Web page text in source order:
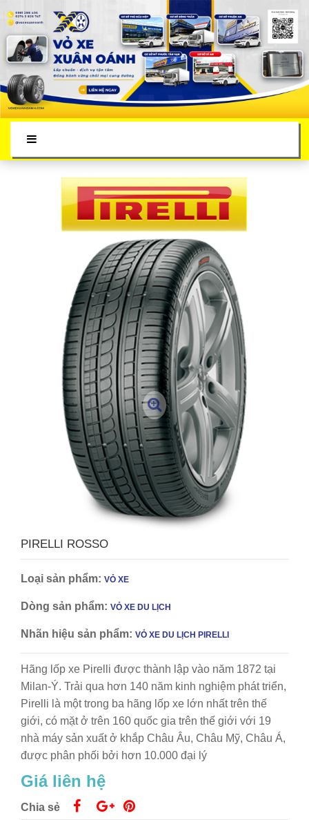
PIRELLI ROSSO
Loại sản phẩm: VỎ XE
Dòng sản phẩm: VỎ XE DU LỊCH
Nhãn hiệu sản phẩm: VỎ XE DU LỊCH PIRELLI
Hãng lốp xe Pirelli được thành lập vào năm 1872 tại
Milan-Ý. Trải qua hơn 140 năm kinh nghiệm phát triển,
Pirelli là một trong ba hãng lốp xe lớn nhất trên thế
giới, có mặt ở trên 160 quốc gia trên thế giới với 19
nhà máy sản xuất ở khắp Châu Âu, Châu Mỹ, Châu Á,
được phân phối bởi hơn 10.000 đại lý
Giá liên hệ
Chia sẻ